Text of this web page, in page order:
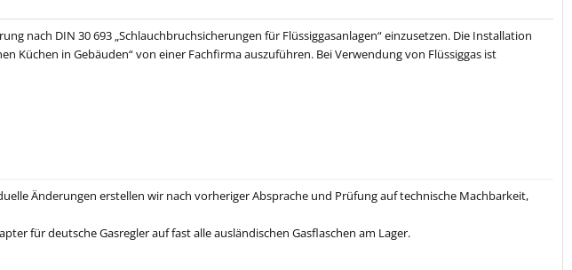
nach DIN 30 693 „Schlauchbruchsicherungen für Flüssiggasanlagen“ einzusetzen. Die Installation
Küchen in Gebäuden“ von einer Fachfirma auszuführen. Bei Verwendung von Flüssiggas ist
Änderungen erstellen wir nach vorheriger Absprache und Prüfung auf technische Machbarkeit,
für deutsche Gasregler auf fast alle ausländischen Gasflaschen am Lager.